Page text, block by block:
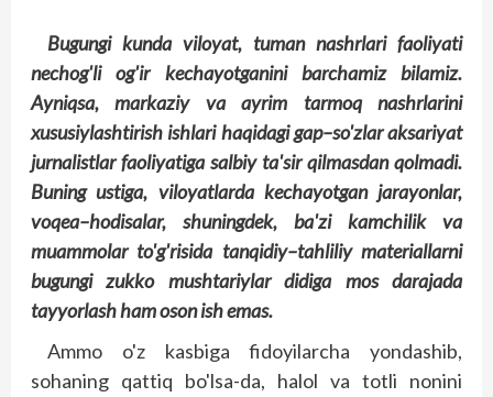
Bugungi kunda viloyat, tuman nashrlari faoliyati
nechog'li
og'ir kechayotganini barchamiz bilamiz.
Ayniqsa,markaziy va ayrim tarmoq
nashrlarini
xususiylashtirish ishlari haqidagi gap–so'zlaraksariyat
jurnalistlar faoliyatiga salbiy ta'sir qilmasdan qolmadi.
Buning ustiga, viloyatlarda kechayotgan jarayonlar,
voqea–hodisalar, shuningdek, ba'zi kamchilik
va
muammolar to'g'risida tanqidiy–tahliliy materiallarni
bugungi zukko mushtariylar didiga mos darajada
tayyorlashhamosonishemas.
Ammo o'z kasbiga fidoyilarcha yondashib,
sohaning qattiq bo'lsa-da, halol va totli nonini